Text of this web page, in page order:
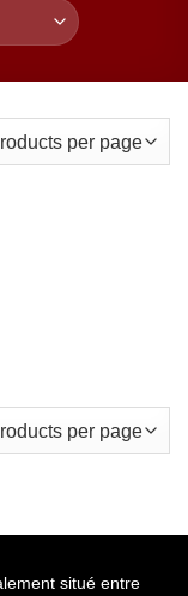
situé entre